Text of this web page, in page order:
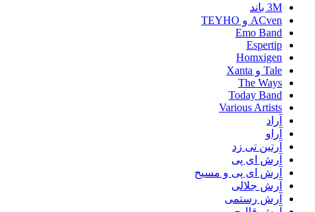
3M باند
ACven و TEYHO
Emo Band
Espertip
Homxigen
Tale و Xanta
The Ways
Today Band
Various Artists
آراد
آراو
آرتین تی زد
آرش ای پی
آرش ای پی و مسیح
آرش جلالی
آرش رستمی